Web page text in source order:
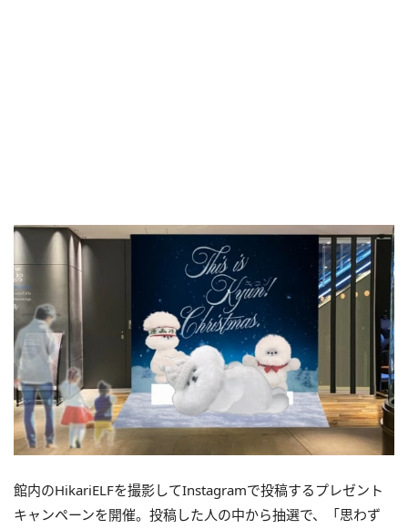
館内のHikariELFを撮影してInstagramで投稿するプレゼント
キャンペーンを開催。投稿した人の中から抽選で、「思わず